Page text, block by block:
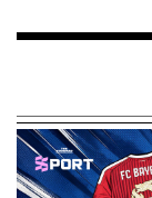
เรือนไทยที่ถูกซุ